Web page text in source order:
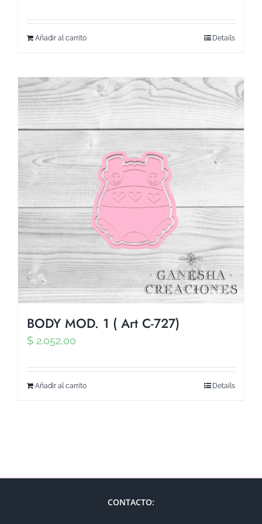
Añadir al carrito Details
BODY MOD. 1 ( Art C-727)
$ 2.052,00
Añadir al carrito Details
CONTACTO: